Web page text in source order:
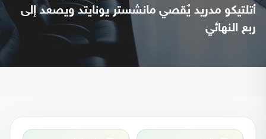
أتلتيكو مدريد يٌقصي مانشستر يونايتد ويصعد إلى
ربع النهائي